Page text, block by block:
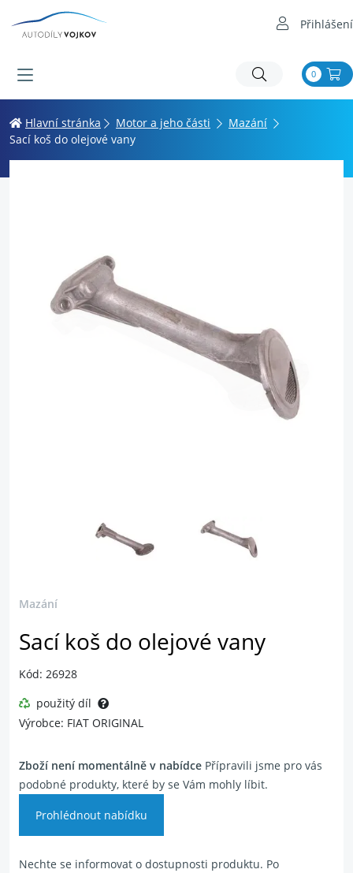
Přihlášení
0
Hlavní stránka Motor a jeho části
Mazání
Sací koš do olejové vany
Mazání
Sací koš do olejové vany
Kód: 26928
použitý díl
Výrobce: FIAT ORIGINAL
Zboží není momentálně v nabídce Přípravili jsme pro vás
podobné produkty, které by se Vám mohly líbit.
Prohlédnout nabídku
Nechte se informovat o dostupnosti produktu. Po